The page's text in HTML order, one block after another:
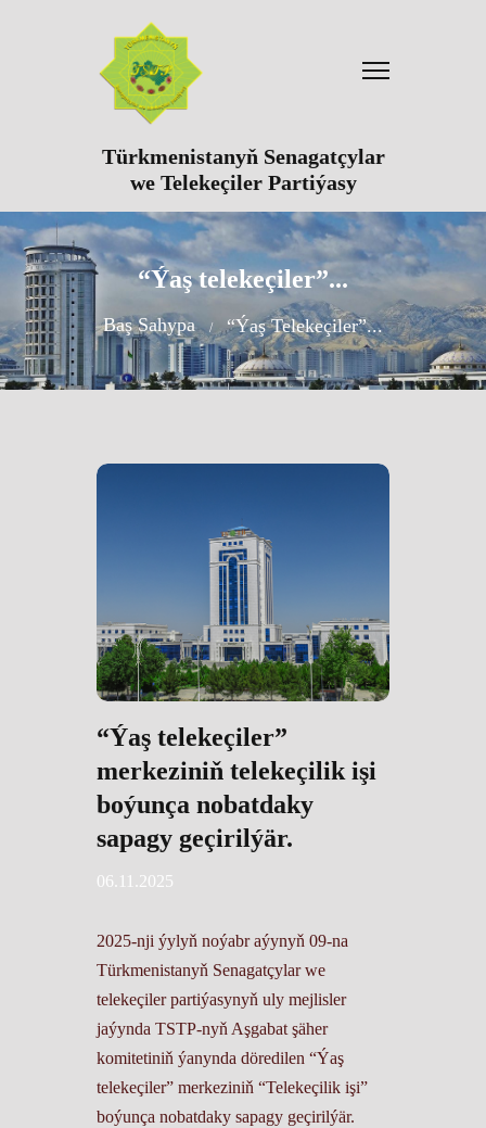
Türkmenistanyň Senagatçylar
we Telekeçiler Partiýasy
“Ýaş telekeçiler”...
Baş Sahypa “Ýaş Telekeçiler”...
“Ýaş telekeçiler”
merkeziniň telekeçilik işi
boýunça nobatdaky
sapagy geçirilýär.
06.11.2025
2025-nji ýylyň noýabr aýynyň 09-na
Türkmenistanyň Senagatçylar we
telekeçiler partiýasynyň uly mejlisler
jaýynda TSTP-nyň Aşgabat şäher
komitetiniň ýanynda döredilen “Ýaş
telekeçiler” merkeziniň “Telekeçilik işi”
boýunça nobatdaky sapagy geçirilýär.